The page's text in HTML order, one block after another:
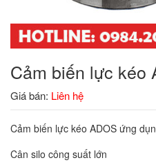
Cảm biến lực kéo
Giá bán: Liên hệ
Cảm biến lực kéo ADOS ứng
Cân silo công suất lớn